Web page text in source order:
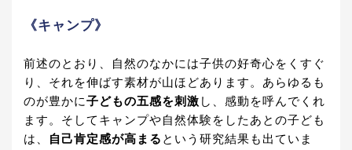
《キャンプ》
前述のとおり、自然のなかには子供の好奇心をくすぐ
り、それを伸ばす素材が山ほどあります。あらゆるも
のが豊かに子どもの五感を刺激 し、感動を呼んでくれ
ます。そしてキャンプや自然体験をしたあとの子ども
は、
自己肯定感が高まる という研究結果も出ていま